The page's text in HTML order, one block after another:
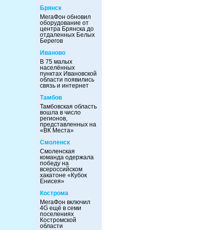
Брянск
МегаФон обновил
оборудование от
центра Брянска до
отдаленных Белых
Берегов
Иваново
В 75 малых
населённых
пунктах Ивановской
области появились
связь и интернет
Тамбов
Тамбовская область
вошла в число
регионов,
представленных на
«ВК Места»
Смоленск
Смоленская
команда одержала
победу на
всероссийском
хакатоне «Кубок
Енисея»
Кострома
МегаФон включил
4G ещё в семи
поселениях
Костромской
области